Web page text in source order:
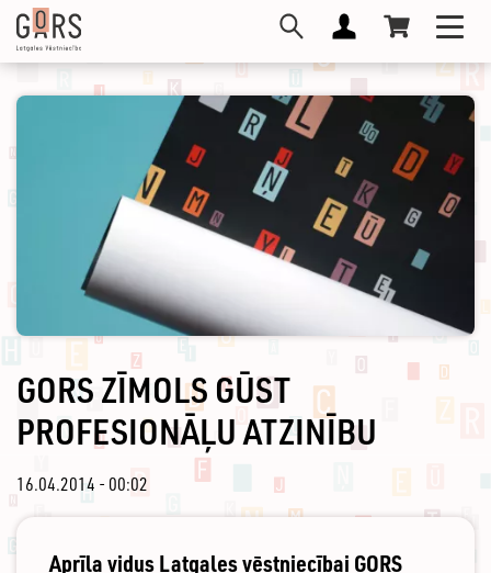
Pārlekt
galveno
saturu
GORS ZĪMOLS GŪST
PROFESIONĀĻU ATZINĪBU
16.04.2014 - 00:02
Aprīļa vidus Latgales vēstniecībai GORS